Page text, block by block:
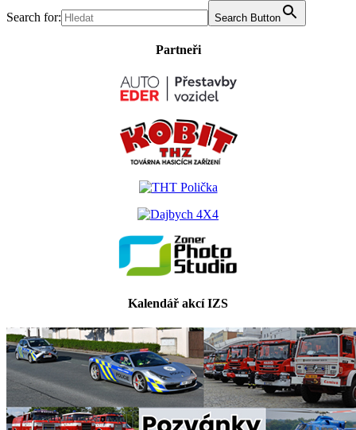
Search for: Search Button
Partneři
Kalendář akcí IZS